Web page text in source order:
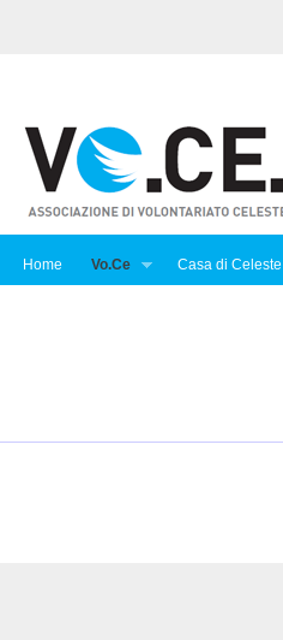
Home Vo.Ce Casa di Celeste